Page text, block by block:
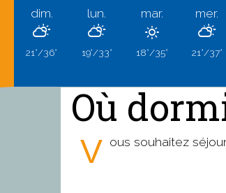
Où
Vous souhaitez
dim.
21°/36°
lun.
19°/33°
mar.
18°/35°
mer.
21°/37°